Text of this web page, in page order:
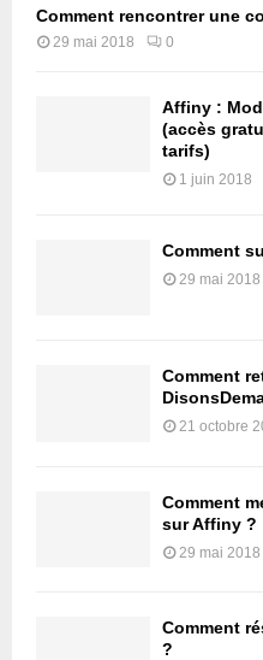
Comment rencontrer une
29 mai 2018 0
Affiny :
(accès
tarifs)
1 juin 2018
Comment
29 mai 2018
Comment
21 octobre
Comment
sur Affiny ?
29 mai 2018
Comment
?